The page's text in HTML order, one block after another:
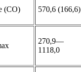
(СО) 570,6 (166,6)
270,9—
1118,0